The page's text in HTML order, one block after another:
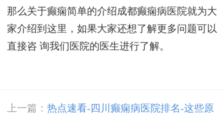
那么关于癫痫简单的介绍成都癫痫病医院就为大
家介绍到这里，如果大家还想了解更多问题可以
直接咨 询我们医院的医生进行了解。
上一篇： 热点速看-四川癫痫病医院排名-这些原